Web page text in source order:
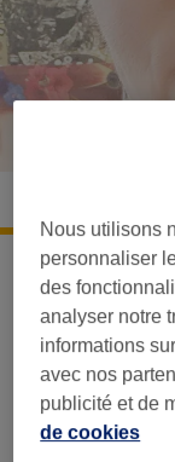
Rose & Âme
Désolé, cet
Treatwell.
Mais
similaires
Nous utilisons
personnaliser
des
analyser notre
informations
avec nos
publicité et de
de cookies